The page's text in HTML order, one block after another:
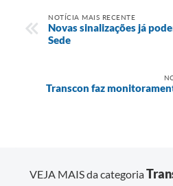
NOTÍCIA MAIS RECENTE
Novas sinalizações já
Sede
Transcon faz
VEJA MAIS da categoria